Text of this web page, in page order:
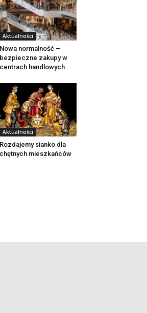
Aktualności
Nowa normalność –
bezpieczne zakupy w
centrach handlowych
Aktualności
Rozdajemy sianko dla
chętnych mieszkańców